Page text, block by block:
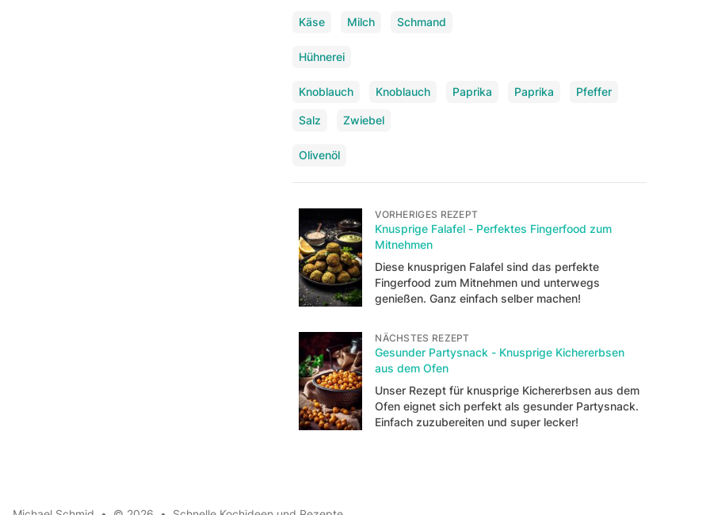
Käse Milch Schmand
Hühnerei
Knoblauch Knoblauch Paprika Paprika Pfeffer
Salz Zwiebel
Olivenöl
VORHERIGES REZEPT
Knusprige Falafel - Perfektes Fingerfood zum
Mitnehmen
Diese knusprigen Falafel sind das perfekte
Fingerfood zum Mitnehmen und unterwegs
genießen. Ganz einfach selber machen!
NÄCHSTES REZEPT
Gesunder Partysnack - Knusprige Kichererbsen
aus dem Ofen
Unser Rezept für knusprige Kichererbsen aus dem
Ofen eignet sich perfekt als gesunder Partysnack.
Einfach zuzubereiten und super lecker!